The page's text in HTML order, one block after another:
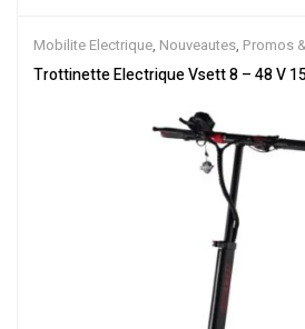
Mobilite Electrique, Nouveautes, Promos
Electrique
Trottinette Electrique Vsett 8 – 48 V